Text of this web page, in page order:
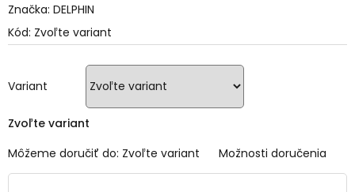
Kód: Zvoľte variant
Variant
Zvoľte variant
Môžeme doručiť do: Zvoľte variant Možnosti doručenia
produktu
0,0
hviezdičiek.
Značka: DELPHIN